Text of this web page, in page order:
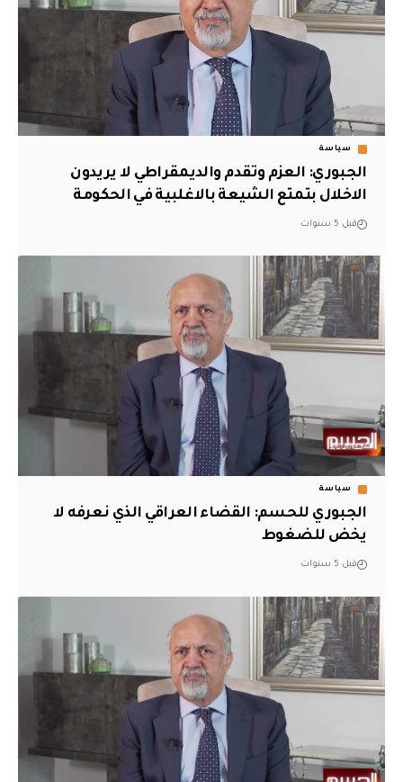
سياسة
الجبوري: العزم وتقدم والديمقراطي لا يريدون
الاخلال بتمتع الشيعة بالاغلبية في الحكومة
قبل 5 سنوات
سياسة
الجبوري للحسم: القضاء العراقي الذي نعرفه لا
يخض للضغوط
قبل 5 سنوات